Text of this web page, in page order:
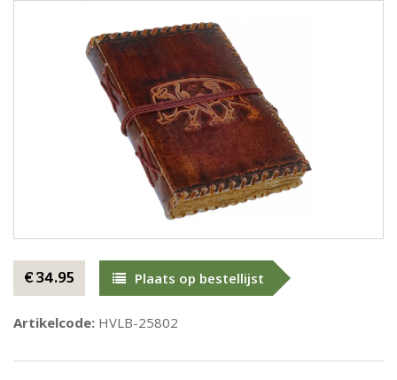
€ 34.95 Plaats op bestellijst
Artikelcode: HVLB-25802